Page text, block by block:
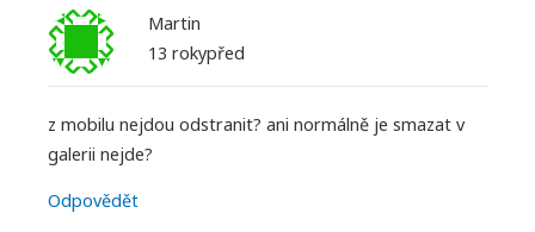
Martin
13 rokypřed
z mobilu nejdou odstranit? ani normálně je smazat v
galerii nejde?
Odpovědět